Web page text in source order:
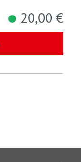
20,00 €